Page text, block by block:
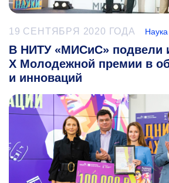
19 СЕНТЯБРЯ 2020 ГОДА Наука
В НИТУ «МИСиС» подвели
Х Молодежной премии в
и инноваций